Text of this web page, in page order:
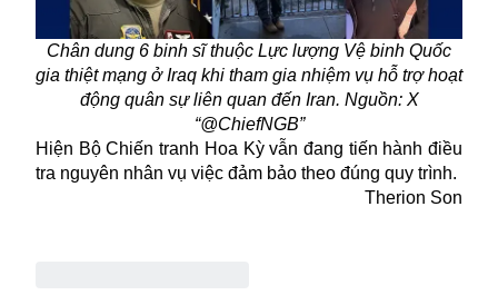
Chân dung 6 binh sĩ thuộc Lực lượng Vệ binh Quốc
gia thiệt mạng ở Iraq khi tham gia nhiệm vụ hỗ trợ hoạt
động quân sự liên quan đến Iran. Nguồn: X
“@ChiefNGB”
Hiện Bộ Chiến tranh Hoa Kỳ vẫn đang tiến hành điều
tra nguyên nhân vụ việc đảm bảo theo đúng quy trình.
Therion Son